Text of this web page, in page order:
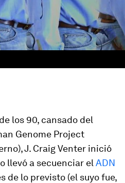
los 90, cansado del
Genome Project
J. Craig Venter inició
llevó a secuenciar el ADN
de lo previsto (el suyo fue,